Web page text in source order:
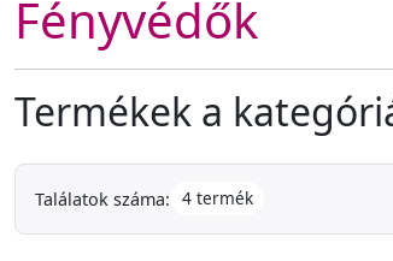
Fényvédők
Termékek a
Találatok száma: 4 termék